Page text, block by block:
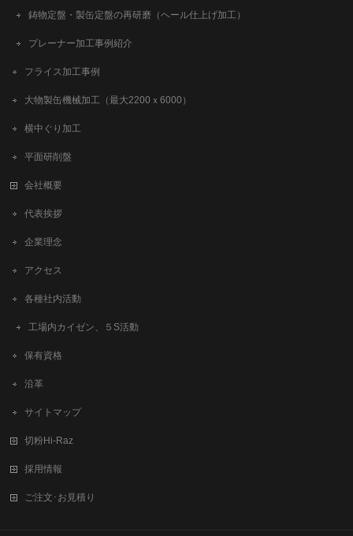
鋳物定盤・製缶定盤の再研磨（ヘール仕上げ加工）
プレーナー加工事例紹介
フライス加工事例
大物製缶機械加工（最大2200ｘ6000）
横中ぐり加工
平面研削盤
会社概要
代表挨拶
企業理念
アクセス
各種社内活動
工場内カイゼン、５S活動
保有資格
沿革
サイトマップ
切粉Hi-Raz
採用情報
ご注文･お見積り